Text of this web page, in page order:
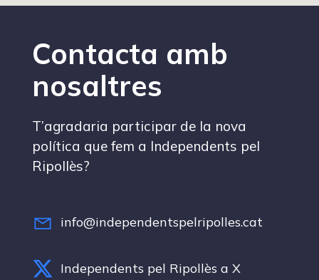
Contacta amb
nosaltres
T’agradaria participar de la nova
política que fem a Independents pel
Ripollès?
info@independentspelripolles.cat
Independents pel Ripollès a X